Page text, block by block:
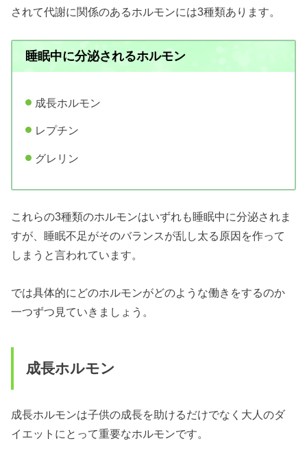
されて代謝に関係のあるホルモンには3種類あります。
睡眠中に分泌されるホルモン
成長ホルモン
レプチン
グレリン
これらの3種類のホルモンはいずれも睡眠中に分泌されま
すが、睡眠不足がそのバランスが乱し太る原因を作って
しまうと言われています。
では具体的にどのホルモンがどのような働きをするのか
一つずつ見ていきましょう。
成長ホルモン
成長ホルモンは子供の成長を助けるだけでなく大人のダ
イエットにとって重要なホルモンです。